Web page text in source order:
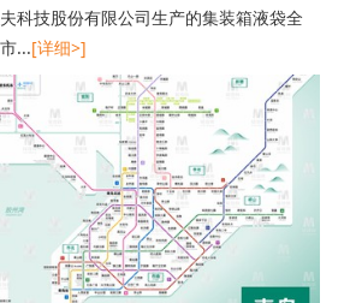
科技股份有限公司生产的集装箱液袋全
...[详细>]